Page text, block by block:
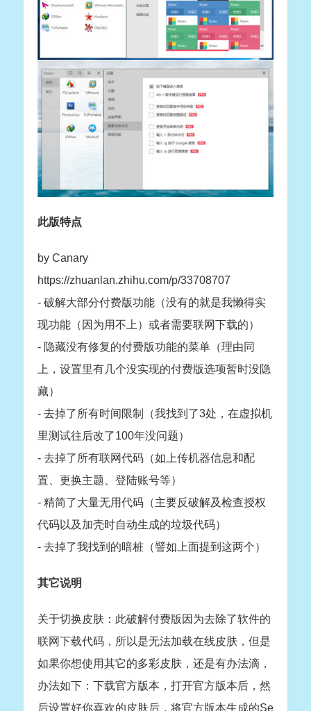
此版特点
by Canary
https://zhuanlan.zhihu.com/p/33708707
- 破解大部分付费版功能（没有的就是我懒得实
现功能（因为用不上）或者需要联网下载的）
- 隐藏没有修复的付费版功能的菜单（理由同
上，设置里有几个没实现的付费版选项暂时没隐
藏）
- 去掉了所有时间限制（我找到了3处，在虚拟机
里测试往后改了100年没问题）
- 去掉了所有联网代码（如上传机器信息和配
置、更换主题、登陆账号等）
- 精简了大量无用代码（主要反破解及检查授权
代码以及加壳时自动生成的垃圾代码）
- 去掉了我找到的暗桩（譬如上面提到这两个）
其它说明
关于切换皮肤：此破解付费版因为去除了软件的
联网下载代码，所以是无法加载在线皮肤，但是
如果你想使用其它的多彩皮肤，还是有办法滴，
办法如下：下载官方版本，打开官方版本后，然
后设置好你喜欢的皮肤后，将官方版本生成的Se